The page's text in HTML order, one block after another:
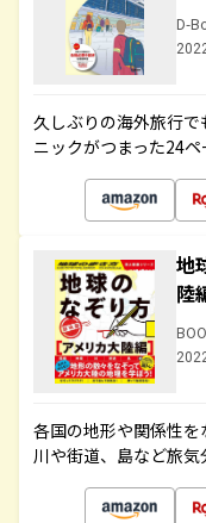
D-
久しぶりの海外旅行
ニックがつまった24
地
陸
各国の地形や関係性を
川や街道、島など旅気